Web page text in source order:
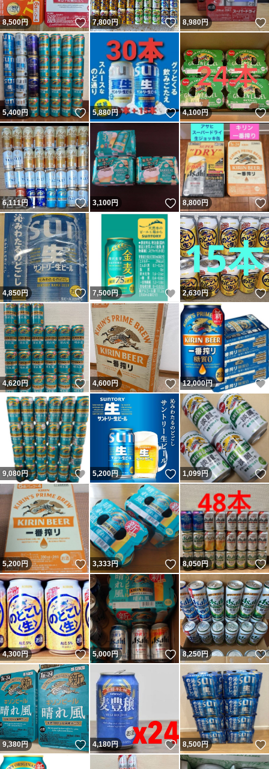
8,500円 いいね！
7,800円 いいね！
8,980円
5,400円 いいね！
5,880円 いいね！
4,100円
6,111円 いいね！
3,100円 いいね！
8,800円
4,850円 いいね！
7,500円 いいね！
2,630円
4,620円 いいね！
4,600円 いいね！
12,000円
9,080円 いいね！
5,200円 いいね！
1,099円
5,200円 いいね！
3,333円 いいね！
8,050円
4,300円 いいね！
5,000円 いいね！
8,250円
9,380円 いいね！
4,180円 いいね！
8,500円